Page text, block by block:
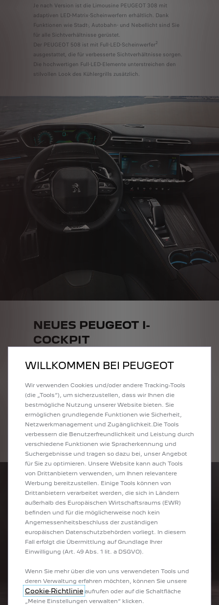
Je nach Version ist die Limousine PEUGEOT 308 mit
adaptiven LED-Matrix-Scheinwerfern erhältlich. Dank
Funktionen wie Stadt-, Autobahn- und Nebellicht sind Sie
für alle Sichtverhältnisse gerüstet.
Der PEUGEOT 508 ist mit Full-LED-Scheinwerfer2
ausgestattet, die für verbesserte Sichtverhältnisse sorgen.
Die hochwertigen Full-LED-Elemente unterstreichen den
stilvollen Look des Kühlergrills zusätzlich.
NEUES PEUGEOT I-
COCKPIT
Technologien den Fahrspaß erhöhen. Es ist rundum
ergonomisch, intuitiv bedienbar und bietet Ihnen
WILLKOMMEN BEI PEUGEOT
Wir verwenden Cookies und/oder andere Tracking-Tools
(die „Tools“), um sicherzustellen, dass wir Ihnen die
bestmögliche Nutzung unserer Website bieten. Sie
ermöglichen grundlegende Funktionen wie Sicherheit,
Netzwerkmanagement und Zugänglichkeit.Die Tools
verbessern die Benutzerfreundlichkeit und Leistung durch
verschiedene Funktionen wie Spracherkennung und
Suchergebnisse und tragen so dazu bei, unser Angebot
für Sie zu optimieren. Unsere Website kann auch Tools
von Drittanbietern verwenden, um Ihnen relevantere
Werbung bereitzustellen. Einige Tools können von
Drittanbietern verarbeitet werden, die sich in Ländern
außerhalb des Europäischen Wirtschaftsraums (EWR)
befinden und für die möglicherweise noch kein
Angemessenheitsbeschluss der zuständigen
europäischen Datenschutzbehörden vorliegt. In diesem
Fall erfolgt die Übermittlung auf Grundlage Ihrer
Einwilligung (Art. 49 Abs. 1 lit. a DSGVO).
Wenn Sie mehr über die von uns verwendeten Tools und
deren Verwaltung erfahren möchten, können Sie unsere
Cookie‑Richtlinie aufrufen oder auf die Schaltfläche
„Meine Einstellungen verwalten“ klicken.